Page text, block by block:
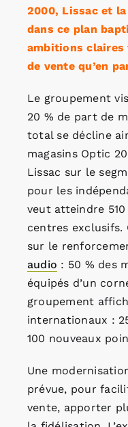
2000, Lissac et
dans ce plan
ambitions claires
de vente qu’en
Le groupement
20 % de part de
total se décline
magasins Optic
Lissac sur le
pour les
veut atteindre
centres exclusifs.
sur le
audio : 50 % des
équipés d’un
groupement
internationaux :
100 nouveaux
Une
prévue, pour
vente, apporter